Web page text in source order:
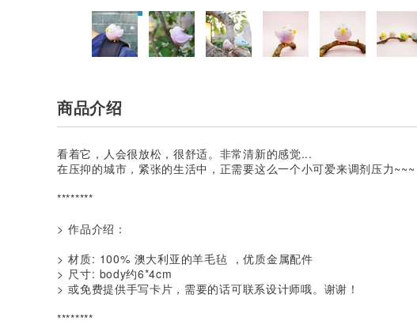
商品介绍
看着它，人会很放松，很舒适。非常清新的感觉...
在压抑的城市，紧张的生活中，正需要这么一个小可爱来调剂压力~~~
********
> 作品介绍：
> 材质: 100% 澳大利亚的羊毛毡 ，优质金属配件
> 尺寸: body约6*4cm
> 或免费提供手写卡片，需要的话可联系设计师哦。谢谢！
********